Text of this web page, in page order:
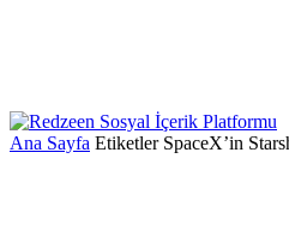
Ana Sayfa Etiketler SpaceX’in